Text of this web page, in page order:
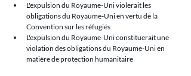
L'expulsion du Royaume-Uni violerait les
obligations du Royaume-Uni en vertu de la
Convention sur les réfugiés
L'expulsion du Royaume-Uni constituerait une
violation des obligations du Royaume-Uni en
matière de protection humanitaire